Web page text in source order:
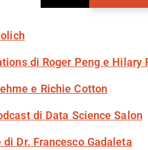
di Roger Peng e Hilary
e Richie Cotton
di Data Science Salon
di Dr. Francesco Gadaleta